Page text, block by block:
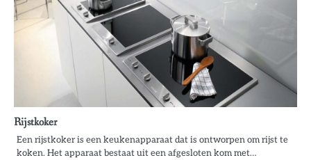
Rijstkoker
Een rijstkoker is een keukenapparaat dat is ontworpen om rijst te
koken. Het apparaat bestaat uit een afgesloten kom met…